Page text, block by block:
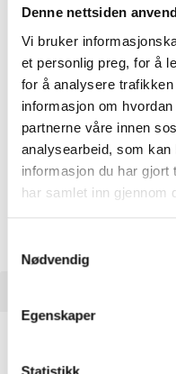
Denne nettsiden
Vi bruker
et personlig preg, for å
for å analysere
informasjon om
partnerne våre innen
analysearbeid, som kan
informasjon du har gjort
har samlet inn gjennom
Nødvendig
Egenskaper
LEGG I
Nettlager: Ikke på
Jabra - Ørepute